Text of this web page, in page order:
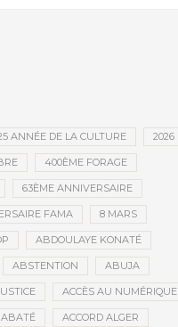
ANNÉE DE LA CULTURE 2026
400ÈME FORAGE
63ÈME ANNIVERSAIRE
FAMA 8 MARS
ABDOULAYE KONATÉ
ABSTENTION ABUJA
ACCÈS AU NUMÉRIQUE
ACCORD ALGER